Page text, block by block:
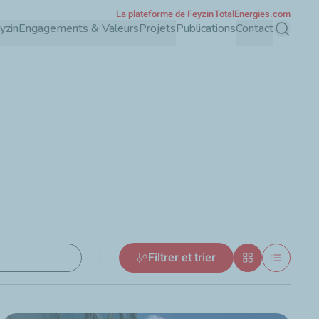
Engagements & ValeursProjetsPublicationsContact
La plateforme de FeyzinTotalEnergies.com
Filtrer et trier
Grille Liste